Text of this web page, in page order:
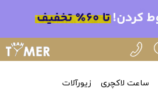
ساعت لاکچری زیورآلات